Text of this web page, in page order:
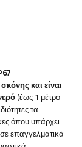
και είναι
(έως 1 μέτρο
τα
όπου υπάρχει
επαγγελματικά